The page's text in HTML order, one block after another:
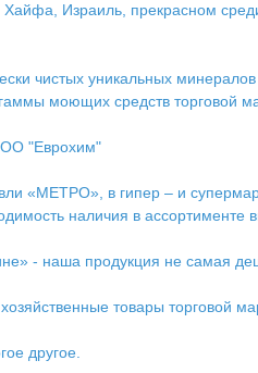
Израиль, прекрасном
чистых уникальных
моющих средств торговой
"Еврохим"
«МЕТРО», в гипер – и
наличия в ассортименте
- наша продукция не самая
товары торговой
другое.